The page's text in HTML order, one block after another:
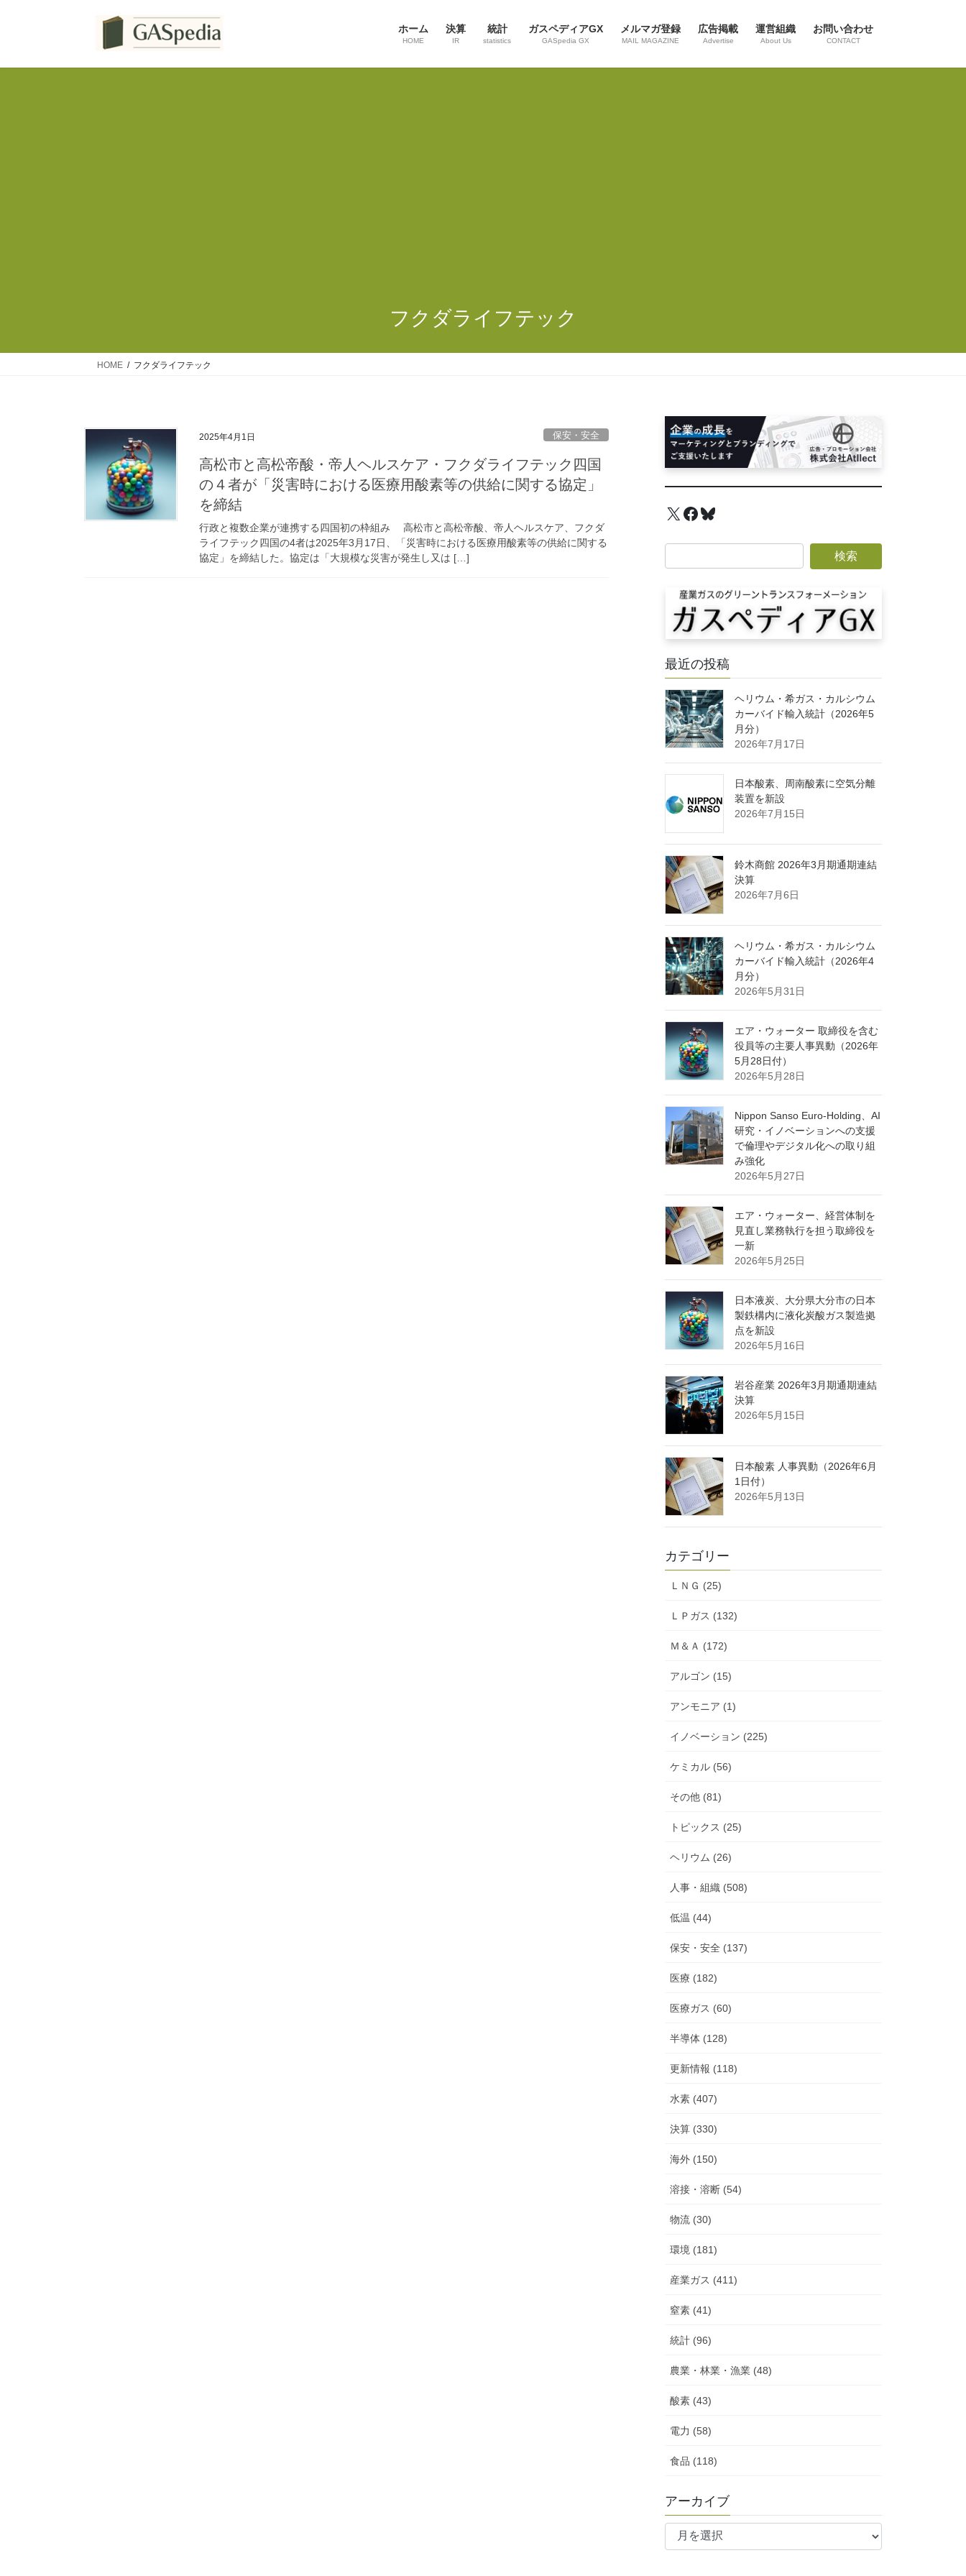
ホーム
HOME
決算
IR
統計
statistics
ガスペディアGX
GASpedia GX
メルマガ登録
MAIL MAGAZINE
広告掲載
Advertise
運営組織
About Us
お問い合わせ
CONTACT
フクダライフテック
HOME フクダライフテック
2025年4月1日 保安・安全
高松市と高松帝酸・帝人ヘルスケア・フクダライフテック四国
の４者が「災害時における医療用酸素等の供給に関する協定」
を締結
行政と複数企業が連携する四国初の枠組み 高松市と高松帝酸、帝人ヘルスケア、フクダ
ライフテック四国の4者は2025年3月17日、「災害時における医療用酸素等の供給に関する
協定」を締結した。協定は「大規模な災害が発生し又は […]
X Facebook
Bluesky
最近の投稿
ヘリウム・希ガス・カルシウム
カーバイド輸入統計（2026年5
月分）
2026年7月17日
日本酸素、周南酸素に空気分離
装置を新設
2026年7月15日
鈴木商館 2026年3月期通期連結
決算
2026年7月6日
ヘリウム・希ガス・カルシウム
カーバイド輸入統計（2026年4
月分）
2026年5月31日
エア・ウォーター 取締役を含む
役員等の主要人事異動（2026年
5月28日付）
2026年5月28日
Nippon Sanso Euro-Holding、AI
研究・イノベーションへの支援
で倫理やデジタル化への取り組
み強化
2026年5月27日
エア・ウォーター、経営体制を
見直し業務執行を担う取締役を
一新
2026年5月25日
日本液炭、大分県大分市の日本
製鉄構内に液化炭酸ガス製造拠
点を新設
2026年5月16日
岩谷産業 2026年3月期通期連結
決算
2026年5月15日
日本酸素 人事異動（2026年6月
1日付）
2026年5月13日
カテゴリー
ＬＮＧ (25)
ＬＰガス (132)
Ｍ＆Ａ (172)
アルゴン (15)
アンモニア (1)
イノベーション (225)
ケミカル (56)
その他 (81)
トピックス (25)
ヘリウム (26)
人事・組織 (508)
低温 (44)
保安・安全 (137)
医療 (182)
医療ガス (60)
半導体 (128)
更新情報 (118)
水素 (407)
決算 (330)
海外 (150)
溶接・溶断 (54)
物流 (30)
環境 (181)
産業ガス (411)
窒素 (41)
統計 (96)
農業・林業・漁業 (48)
酸素 (43)
電力 (58)
食品 (118)
アーカイブ
ア